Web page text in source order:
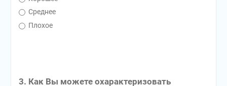
Среднее
Плохое
3. Как Вы можете охарактеризовать